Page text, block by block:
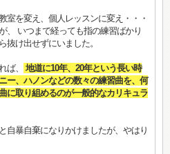
室を変え、個人レッスンに変え・・・
、 いつまで経っても指の練習ばかり
抜け出せずにいました。
ば、
地道に10年、20年という長い時
ー、ハノンなどの数々の練習曲を、何
に取り組めるのが一般的なカリキュラ
自暴自棄になりかけましたが、やはり